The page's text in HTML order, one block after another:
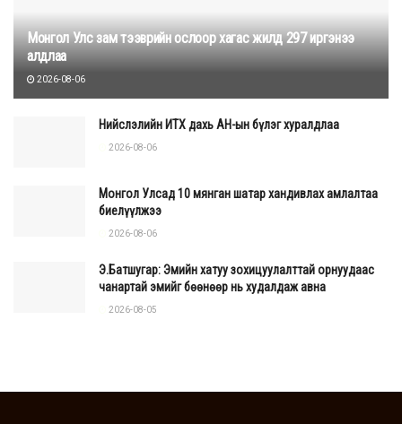
Монгол Улс зам тээврийн ослоор хагас жилд 297 иргэнээ
алдлаа
2026-08-06
Нийслэлийн ИТХ дахь АН-ын бүлэг хуралдлаа
2026-08-06
Монгол Улсад 10 мянган шатар хандивлах амлалтаа
биелүүлжээ
2026-08-06
Э.Батшугар: Эмийн хатуу зохицуулалттай орнуудаас
чанартай эмийг бөөнөөр нь худалдаж авна
2026-08-05